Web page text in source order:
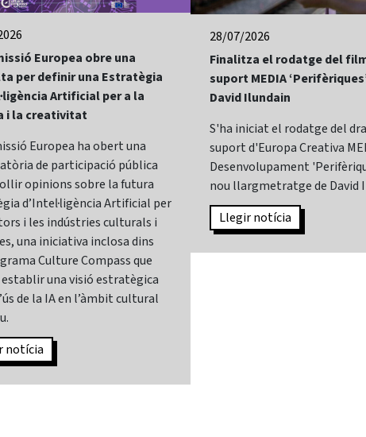
Europea obre una
per definir una Estratègia
Artificial per a la
i la creativitat
Europea ha obert una
de participació pública
opinions sobre la futura
d’Intel·ligència Artificial per
i les indústries culturals i
una iniciativa inclosa dins
Culture Compass que
una visió estratègica
de la IA en l’àmbit cultural
notícia
28/07/2026
Finalitza el rodatge del
suport MEDIA
David Ilundain
S'ha iniciat el rodatge del
suport d'Europa Creativa
Desenvolupament
nou llargmetratge de David
Llegir notícia